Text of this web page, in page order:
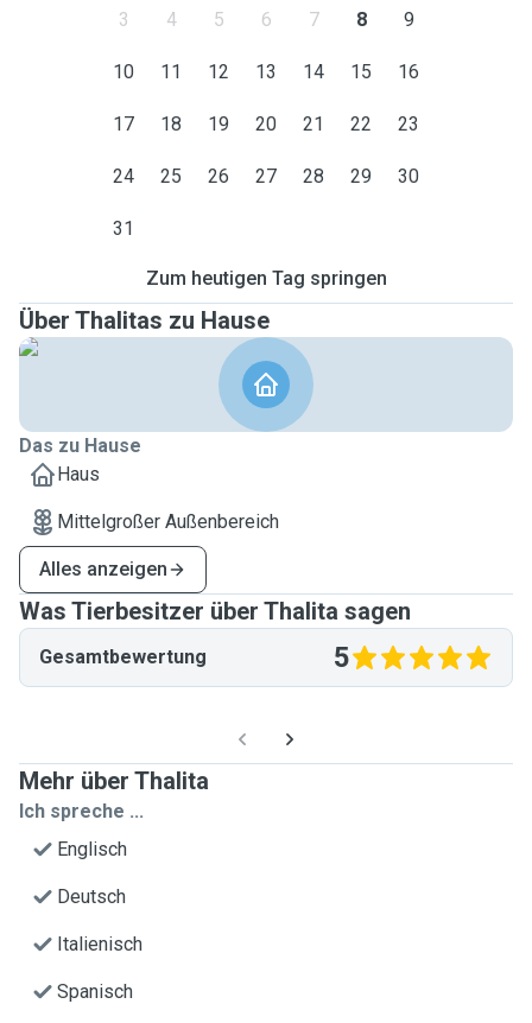
3 4 5 6 7 8 9
10 11 12 13 14 15 16
17 18 19 20 21 22 23
24 25 26 27 28 29 30
31
Zum heutigen Tag springen
Über Thalitas zu Hause
Das zu Hause
Haus
Mittelgroßer Außenbereich
Alles anzeigen
Was Tierbesitzer über Thalita sagen
Gesamtbewertung 5
Mehr über Thalita
Ich spreche ...
Englisch
Deutsch
Italienisch
Spanisch